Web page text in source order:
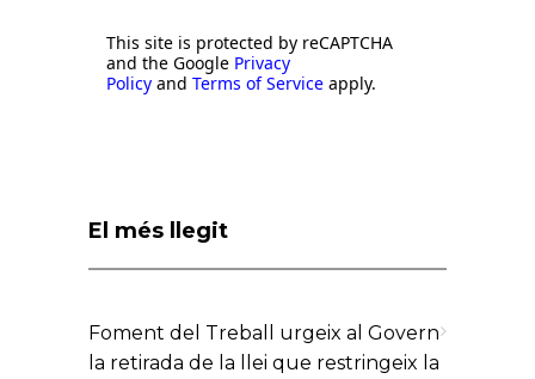
This site is protected by reCAPTCHA
and the Google Privacy
Policy and Terms of Service apply.
El més llegit
Foment del Treball urgeix al Govern
la retirada de la llei que restringeix la